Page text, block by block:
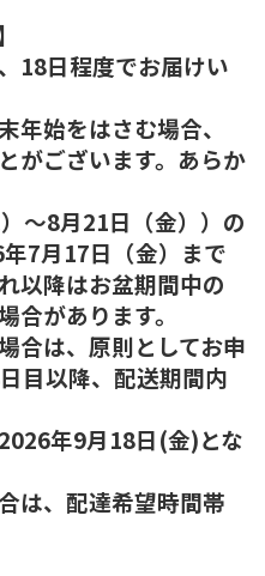
18日程度でお届けい
始をはさむ場合、
がございます。あらか
～8月21日（金））の
7月17日（金）まで
以降はお盆期間中の
合があります。
合は、原則としてお申
目以降、配送期間内
年9月18日(金)とな
は、配達希望時間帯